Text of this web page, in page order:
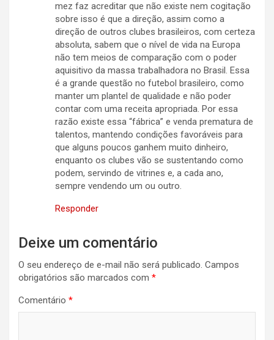
mez faz acreditar que não existe nem cogitação
sobre isso é que a direção, assim como a
direção de outros clubes brasileiros, com certeza
absoluta, sabem que o nível de vida na Europa
não tem meios de comparação com o poder
aquisitivo da massa trabalhadora no Brasil. Essa
é a grande questão no futebol brasileiro, como
manter um plantel de qualidade e não poder
contar com uma receita apropriada. Por essa
razão existe essa “fábrica” e venda prematura de
talentos, mantendo condições favoráveis para
que alguns poucos ganhem muito dinheiro,
enquanto os clubes vão se sustentando como
podem, servindo de vitrines e, a cada ano,
sempre vendendo um ou outro.
Responder
Deixe um comentário
O seu endereço de e-mail não será publicado. Campos
obrigatórios são marcados com *
Comentário *